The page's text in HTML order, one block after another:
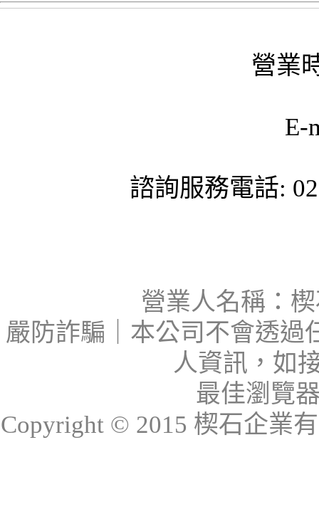
營業
E-
諮詢服務電話:
營業人名稱：
嚴防詐騙｜本公司不會透過
人資訊，如
最佳瀏覽
Copyright © 2015 楔石企業